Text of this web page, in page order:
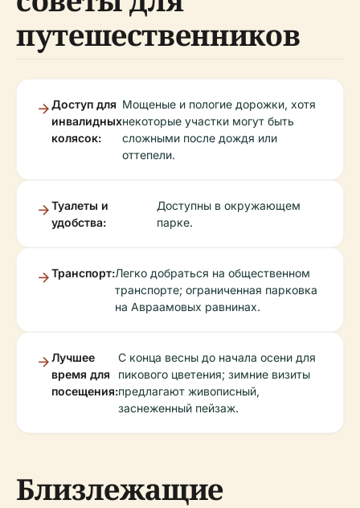
путешественников
Доступ для
инвалидных
колясок:
Мощеные и пологие дорожки, хотя
некоторые участки могут быть
сложными после дождя или
оттепели.
Туалеты и
удобства:
Доступны в окружающем
парке.
Транспорт:Легко добраться на общественном
транспорте; ограниченная парковка
на Авраамовых равнинах.
Лучшее
время для
посещения:
С конца весны до начала осени для
пикового цветения; зимние визиты
предлагают живописный,
заснеженный пейзаж.
Близлежащие